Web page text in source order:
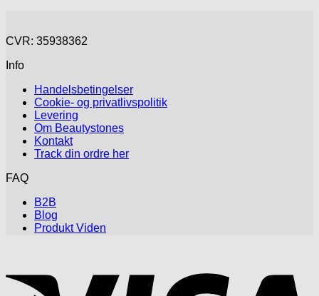
CVR: 35938362
Info
Handelsbetingelser
Cookie- og privatlivspolitik
Levering
Om Beautystones
Kontakt
Track din ordre her
FAQ
B2B
Blog
Produkt Viden